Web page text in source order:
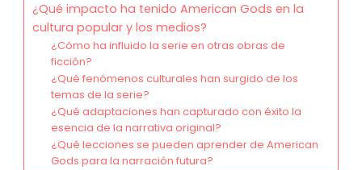
¿Qué impacto ha tenido American Gods en la
cultura popular y los medios?
¿Cómo ha influido la serie en otras obras de
ficción?
¿Qué fenómenos culturales han surgido de los
temas de la serie?
¿Qué adaptaciones han capturado con éxito la
esencia de la narrativa original?
¿Qué lecciones se pueden aprender de American
Gods para la narración futura?